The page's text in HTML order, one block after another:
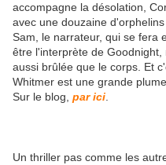
accompagne la désolation,
avec une douzaine
Sam, le narrateur, qui se fera
être l'interprète de
aussi brûlée que le corps. Et
Whitmer est une grande
Sur le blog, par ici
Un thriller pas comme les